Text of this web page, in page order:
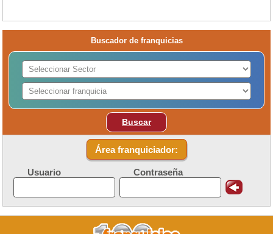
Buscador de franquicias
Buscar
Área franquiciador:
Usuario Contraseña